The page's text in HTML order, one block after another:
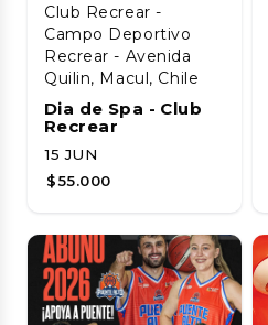
Club Recrear -
Campo Deportivo
Recrear - Avenida
Quilin, Macul, Chile
Dia de Spa - Club
Recrear
15 JUN
$55.000